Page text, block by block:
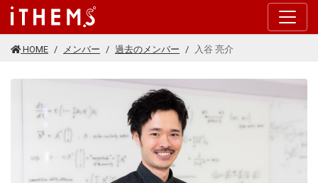
このページの本文に移動する
HOME メンバー 過去のメンバー 入谷 亮介